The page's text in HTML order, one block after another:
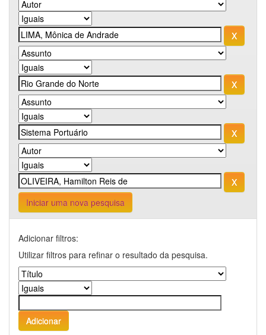
Iniciar uma nova pesquisa
Adicionar filtros:
Utilizar filtros para refinar o resultado da pesquisa.